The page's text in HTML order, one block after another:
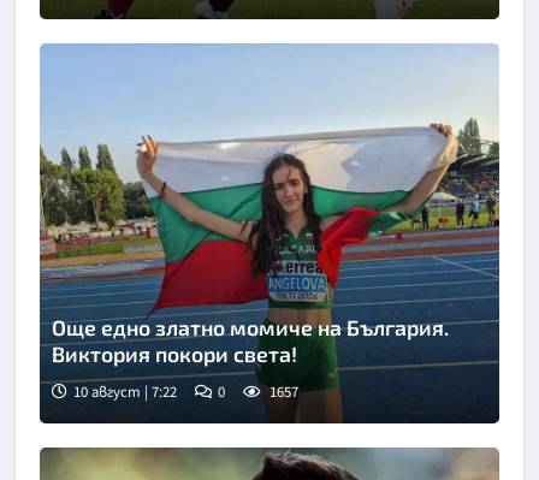
Снимка: БТА
Още едно златно момиче на България.
Виктория покори света!
10 август | 7:22 0 1657